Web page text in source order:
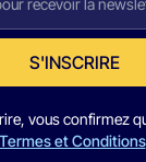
S'INSCRIRE
vous confirmez
Termes et Conditions